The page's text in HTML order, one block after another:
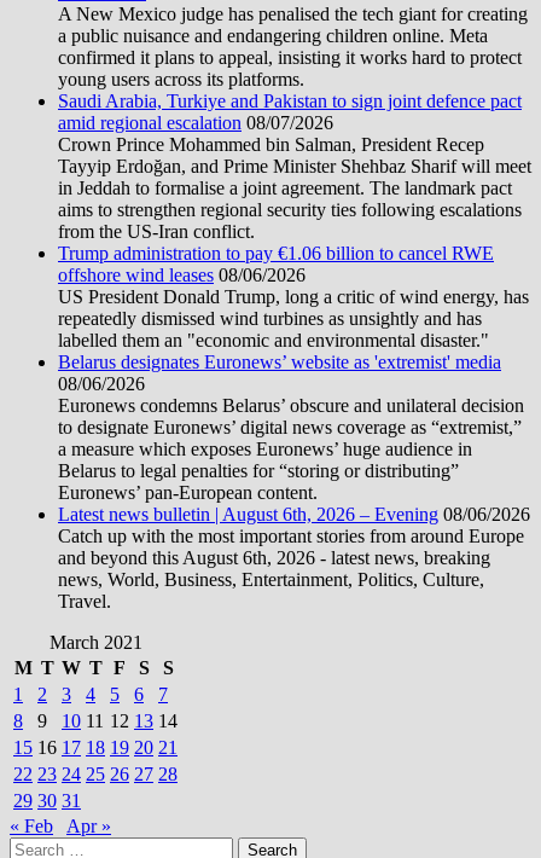
A New Mexico judge has penalised the tech giant for creating
a public nuisance and endangering children online. Meta
confirmed it plans to appeal, insisting it works hard to protect
young users across its platforms.
Saudi Arabia, Turkiye and Pakistan to sign joint defence pact
amid regional escalation 08/07/2026
Crown Prince Mohammed bin Salman, President Recep
Tayyip Erdoğan, and Prime Minister Shehbaz Sharif will meet
in Jeddah to formalise a joint agreement. The landmark pact
aims to strengthen regional security ties following escalations
from the US-Iran conflict.
Trump administration to pay €1.06 billion to cancel RWE
offshore wind leases 08/06/2026
US President Donald Trump, long a critic of wind energy, has
repeatedly dismissed wind turbines as unsightly and has
labelled them an "economic and environmental disaster."
Belarus designates Euronews’ website as 'extremist' media
08/06/2026
Euronews condemns Belarus’ obscure and unilateral decision
to designate Euronews’ digital news coverage as “extremist,”
a measure which exposes Euronews’ huge audience in
Belarus to legal penalties for “storing or distributing”
Euronews’ pan-European content.
Latest news bulletin | August 6th, 2026 – Evening 08/06/2026
Catch up with the most important stories from around Europe
and beyond this August 6th, 2026 - latest news, breaking
news, World, Business, Entertainment, Politics, Culture,
Travel.
March 2021
M T W T F S
S
1
2 3 4 5 6
7
8
9 10 11 12 13 14
15 16 17 18 19 20 21
22 23 24 25 26 27 28
29 30 31
« Feb
Apr »
Search